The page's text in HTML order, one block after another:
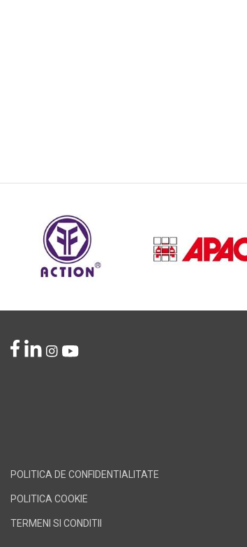
POLITICA DE CONFIDENTIALITATE
POLITICA COOKIE
TERMENI SI CONDITII